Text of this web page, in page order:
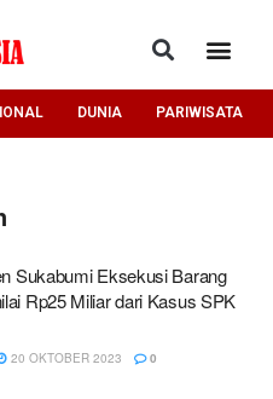
DUNIA PARIWISATA
Sukabumi Eksekusi Barang
Rp25 Miliar dari Kasus SPK
20 OKTOBER 2023 0